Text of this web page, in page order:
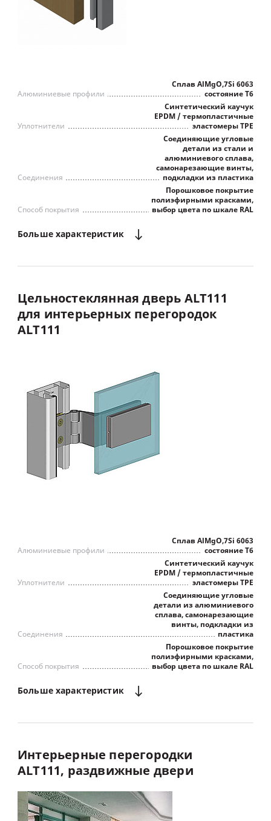
Сплав AlMgO,7Si 6063
состояние Т6
Алюминиевые профили
Синтетический каучук
EPDM / термопластичные
эластомеры TPE
Уплотнители
Соединяющие угловые
детали из стали и
алюминиевого сплава,
самонарезающие винты,
подкладки из пластика
Соединения
Порошковое покрытие
полиэфирными красками,
выбор цвета по шкале RAL
Способ покрытия
Большехарактеристик
Цельностеклянная дверь ALT111
для интерьерных перегородок
ALT111
Сплав AlMgO,7Si 6063
состояние Т6
Алюминиевые профили
Синтетический каучук
EPDM / термопластичные
эластомеры TPE
Уплотнители
Соединяющие угловые
детали из алюминиевого
сплава, самонарезающие
винты, подкладки из
пластика
Соединения
Порошковое покрытие
полиэфирными красками,
выбор цвета по шкале RAL
Способ покрытия
Максимальное светопропускание
Большехарактеристик
Интерьерные перегородки
ALT111, раздвижные двери